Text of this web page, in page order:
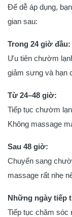
Để dễ áp dụng,
gian sau:
Trong 24 giờ đầu:
Ưu tiên chườm
giảm sưng và hạn
Từ 24–48 giờ:
Tiếp tục chườm
Không massage
Sau 48 giờ:
Chuyển sang
massage rất nhẹ
Những ngày tiếp
Tiếp tục chăm sóc